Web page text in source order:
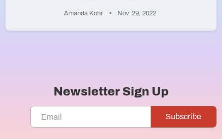
Amanda Kohr Nov. 29, 2022
Newsletter Sign Up